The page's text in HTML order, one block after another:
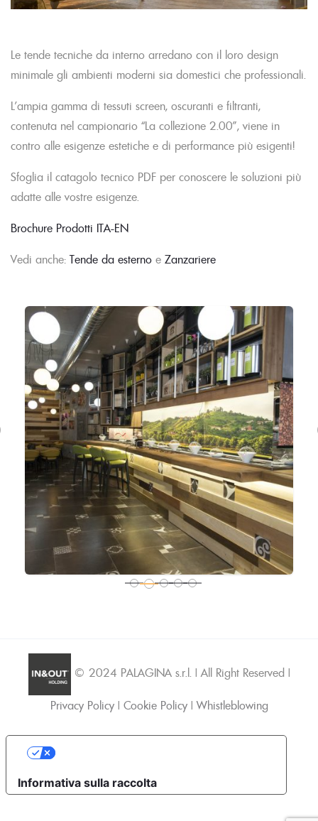
Le tende tecniche da interno arredano con il loro design
minimale gli ambienti moderni sia domestici che professionali.
L’ampia gamma di tessuti screen, oscuranti e filtranti,
contenuta nel campionario “La collezione 2.00”, viene in
contro alle esigenze estetiche e di performance più esigenti!
Sfoglia il catagolo tecnico PDF per conoscere le soluzioni più
adatte alle vostre esigenze.
Brochure Prodotti ITA-EN
Vedi anche: Tende da esterno e Zanzariere
© 2024 PALAGINA s.r.l. | All Right Reserved |
Privacy Policy| Cookie Policy|Whistleblowing
Informativa sulla raccolta
Le tue preferenze relative alla privacy